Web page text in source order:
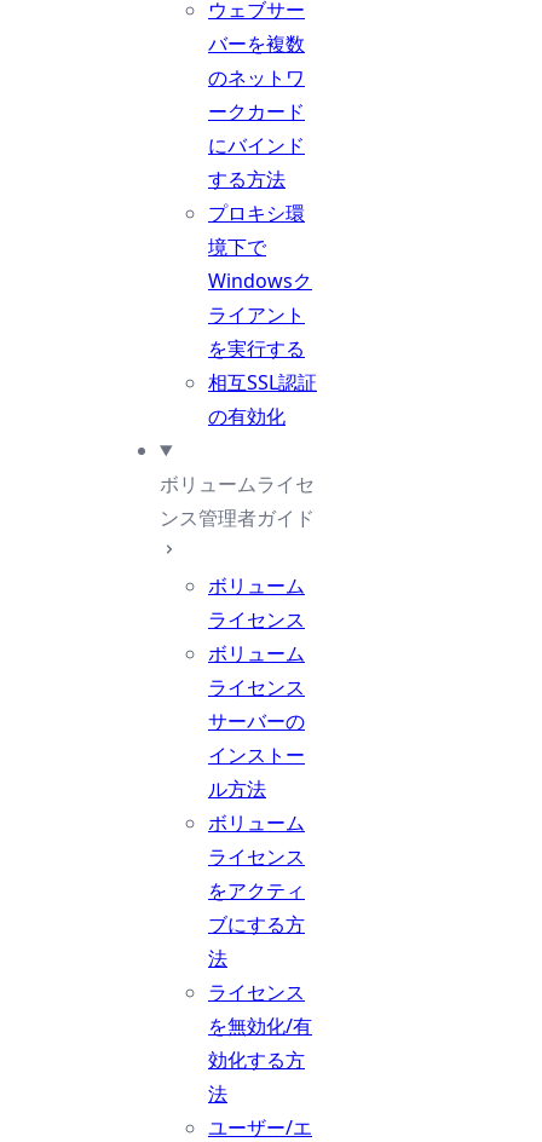
ウェブサー
バーを複数
のネットワ
ークカード
にバインド
する方法
プロキシ環
境下で
Windowsク
ライアント
を実行する
相互SSL認証
の有効化
ボリュームライセ
ンス管理者ガイド
ボリューム
ライセンス
ボリューム
ライセンス
サーバーの
インストー
ル方法
ボリューム
ライセンス
をアクティ
ブにする方
法
ライセンス
を無効化/有
効化する方
法
ユーザー/エ